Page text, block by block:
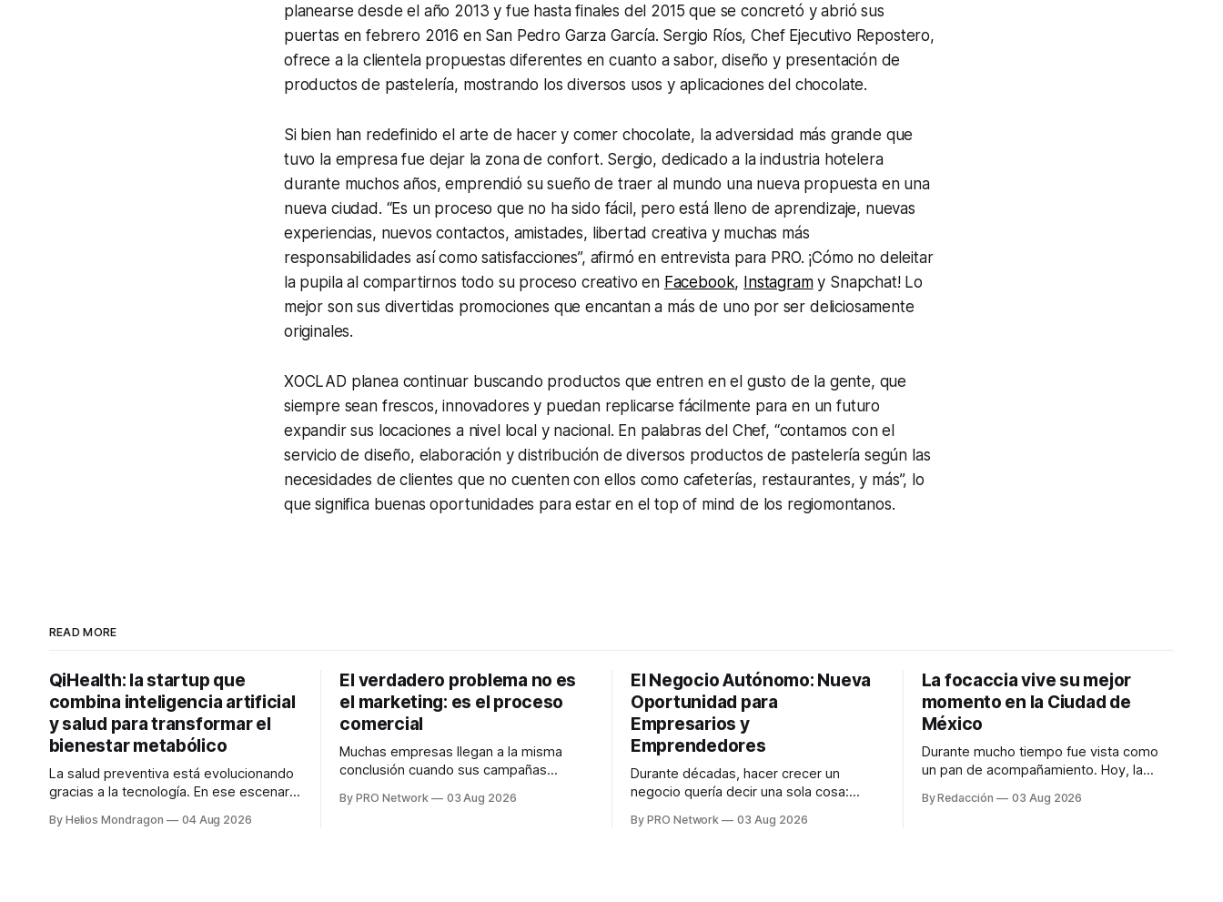
planearse desde el año 2013 y fue hasta finales del 2015 que se concretó y abrió sus
puertas en febrero 2016 en San Pedro Garza García. Sergio Ríos, Chef Ejecutivo Repostero,
ofrece a la clientela propuestas diferentes en cuanto a sabor, diseño y presentación de
productos de pastelería, mostrando los diversos usos y aplicaciones del chocolate.
Si bien han redefinido el arte de hacer y comer chocolate, la adversidad más grande que
tuvo la empresa fue dejar la zona de confort. Sergio, dedicado a la industria hotelera
durante muchos años, emprendió su sueño de traer al mundo una nueva propuesta en una
nueva ciudad. “Es un proceso que no ha sido fácil, pero está lleno de aprendizaje, nuevas
experiencias, nuevos contactos, amistades, libertad creativa y muchas más
responsabilidades así como satisfacciones”, afirmó en entrevista para PRO. ¡Cómo no deleitar
la pupila al compartirnos todo su proceso creativo en Facebook, Instagramy Snapchat! Lo
mejor son sus divertidas promociones que encantan a más de uno por ser deliciosamente
originales.
XOCLAD planea continuar buscando productos que entren en el gusto de la gente, que
siempre sean frescos, innovadores y puedan replicarse fácilmente para en un futuro
expandir sus locaciones a nivel local y nacional. En palabras del Chef, “contamos con el
servicio de diseño, elaboración y distribución de diversos productos de pastelería según las
necesidades de clientes que no cuenten con ellos como cafeterías, restaurantes, y más”, lo
que significa buenas oportunidades para estar en eltop of mind de los regiomontanos.
READ MORE
QiHealth: la startup que
combina inteligencia artificial
y salud para transformar el
bienestar metabólico
La salud preventiva está evolucionando
gracias a la tecnología. En ese escenario
desarrolla un ecosistema digital capaz
By Helios Mondragon 04 Aug 2026
El verdadero problema no es
el marketing: es el proceso
comercial
Muchas empresas llegan a la misma
conclusión cuando sus campañas
marketing no funciona". Sin embargo,
By PRO Network 03 Aug 2026
El Negocio Autónomo: Nueva
Oportunidad para
Empresarios y
Emprendedores
Durante décadas, hacer crecer un
negocio quería decir una sola cosa:
anuncios, un especialista en marketing
By PRO Network 03 Aug 2026
La focaccia vive su mejor
momento en la Ciudad de
México
Durante mucho tiempo fue vista como
un pan de acompañamiento. Hoy, la
platillos favoritos de quienes buscan
By Redacción 03 Aug 2026